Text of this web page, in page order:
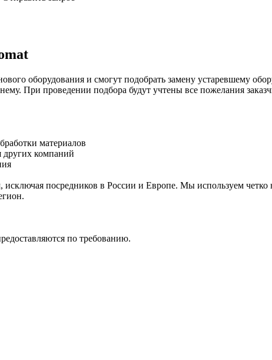
оборудования и смогут подобрать замену устаревшему
При проведении подбора будут учтены все пожелания
материалов
компаний
исключая посредников в России и Европе. Мы используем
по требованию.